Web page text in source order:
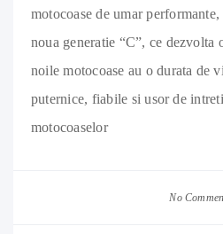
motocoase de umar
noua generatie “C”, ce dezvolta
noile motocoase au o durata de
puternice, fiabile si usor de
motocoaselor
No